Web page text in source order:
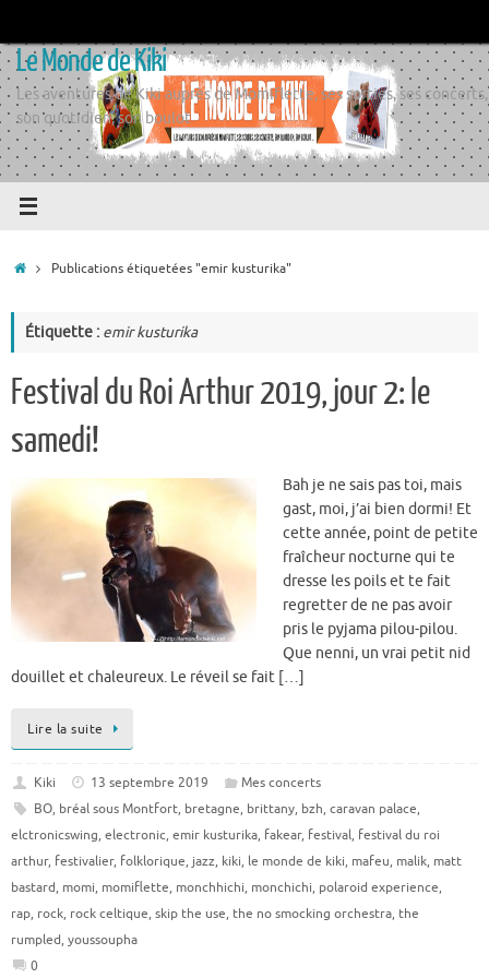
contenu
Le Monde de Kiki
Les aventures de Kiki auprès de Momiflette, ses sorties, ses concerts,
son quotidien, son boulot
AccueilPublications étiquetées "emir kusturika"
Étiquette : emir kusturika
Festival du Roi Arthur 2019, jour 2: le
samedi!
Bah je ne sais pas toi, mais
gast, moi, j’ai bien dormi! Et
cette année, point de petite
fraîcheur nocturne qui te
dresse les poils et te fait
regretter de ne pas avoir
pris le pyjama pilou-pilou.
Que nenni, un vrai petit nid
douillet et chaleureux. Le réveil se fait […]
Lire la suite
Kiki 13 septembre 2019
Mes concerts
BO, bréal sous Montfort, bretagne, brittany, bzh, caravan palace,
elctronicswing, electronic, emir kusturika, fakear, festival, festival du roi
arthur, festivalier, folklorique, jazz, kiki, le monde de kiki, mafeu, malik, matt
bastard, momi, momiflette, monchhichi, monchichi, polaroid experience,
rap, rock, rock celtique, skip the use, the no smocking orchestra, the
rumpled, youssoupha
0